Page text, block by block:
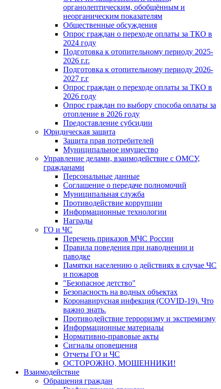
органолептическим, обобщённым и
неорганическим показателям
Общественные обсуждения
Опрос граждан о переходе оплаты за ТКО в
2024 году
Подготовка к отопительному периоду 2025-
2026 г.г.
Подготовка к отопительному периоду 2026-
2027 г.г
Опрос граждан о переходе оплаты за ТКО в
2026 году
Опрос граждан по выбору способа оплаты за
отопление в 2026 году
Предоставление субсидии
Юридическая защита
Защита прав потребителей
Муниципальное имущество
Управление делами, взаимодействие с ОМСУ,
гражданами
Персональные данные
Соглашение о передаче полномочий
Муниципальная служба
Противодействие коррупции
Информационные технологии
Награды
ГО и ЧС
Перечень приказов МЧС России
Правила поведения при наводнении и
паводке
Памятки населению о действиях в случае ЧС
и пожаров
"Безопасное детство"
Безопасность на водных объектах
Коронавирусная инфекция (COVID-19). Что
важно знать.
Противодействие терроризму и экстремизму
Информационные материалы
Нормативно-правовые акты
Сигналы оповещения
Отчеты ГО и ЧС
ОСТОРОЖНО, МОШЕННИКИ!
Взаимодействие
Обращения граждан